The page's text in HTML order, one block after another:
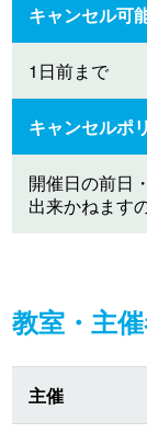
キャンセル可
1日前まで
キャンセルポ
開催日の前日
出来かねます
教室・主
主催